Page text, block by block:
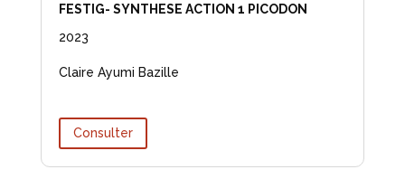
FESTIG- SYNTHESE ACTION 1 PICODON
2023
Claire Ayumi Bazille
Consulter